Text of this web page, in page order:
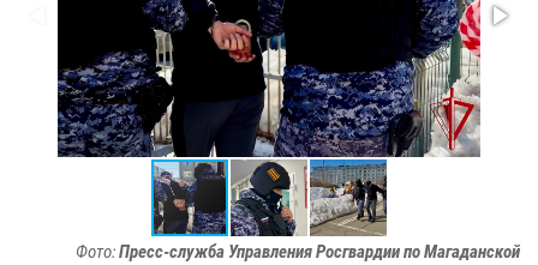
Фото:Пресс-служба Управления Росгвардии по Магаданской